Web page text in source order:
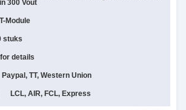
300 Vout
Module
stuks
details
Paypal, TT, Western Union
LCL, AIR, FCL, Express